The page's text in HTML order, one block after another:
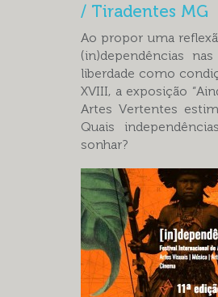
/ Tiradentes MG
Ao propor uma
(in)dependências
liberdade como
XVIII, a exposição
Artes Vertentes
Quais
sonhar?